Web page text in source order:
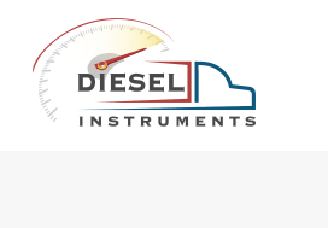
contenido